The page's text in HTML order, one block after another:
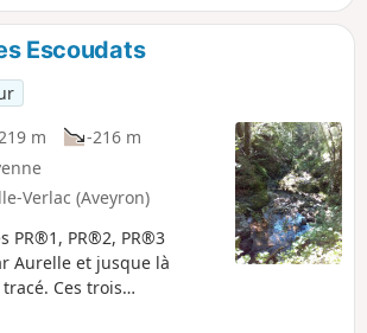
Escoudats
m
-216 m
Verlac (Aveyron)
PR®1, PR®2, PR®3
Aurelle et jusque là
Ces trois